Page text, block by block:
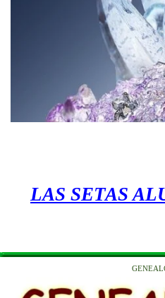
LAS SETAS